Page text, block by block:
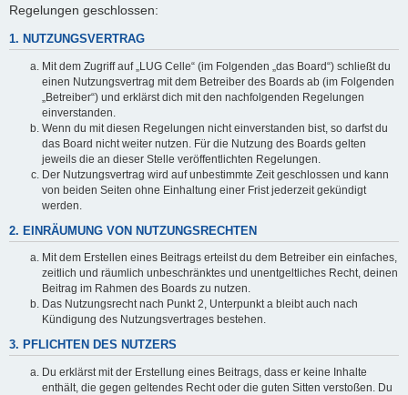
Regelungen geschlossen:
1. NUTZUNGSVERTRAG
Mit dem Zugriff auf „LUG Celle“ (im Folgenden „das Board“) schließt du
einen Nutzungsvertrag mit dem Betreiber des Boards ab (im Folgenden
„Betreiber“) und erklärst dich mit den nachfolgenden Regelungen
einverstanden.
Wenn du mit diesen Regelungen nicht einverstanden bist, so darfst du
das Board nicht weiter nutzen. Für die Nutzung des Boards gelten
jeweils die an dieser Stelle veröffentlichten Regelungen.
Der Nutzungsvertrag wird auf unbestimmte Zeit geschlossen und kann
von beiden Seiten ohne Einhaltung einer Frist jederzeit gekündigt
werden.
2. EINRÄUMUNG VON NUTZUNGSRECHTEN
Mit dem Erstellen eines Beitrags erteilst du dem Betreiber ein einfaches,
zeitlich und räumlich unbeschränktes und unentgeltliches Recht, deinen
Beitrag im Rahmen des Boards zu nutzen.
Das Nutzungsrecht nach Punkt 2, Unterpunkt a bleibt auch nach
Kündigung des Nutzungsvertrages bestehen.
3. PFLICHTEN DES NUTZERS
Du erklärst mit der Erstellung eines Beitrags, dass er keine Inhalte
enthält, die gegen geltendes Recht oder die guten Sitten verstoßen. Du